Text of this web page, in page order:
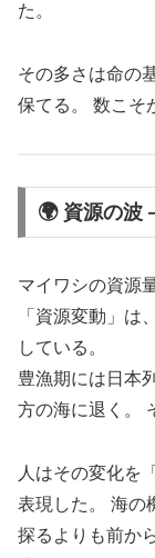
た。
その多さは命の
保てる。 数こそ
🌍 資源の
マイワシの資源
「資源変動」は
している。
豊漁期には日本
方の海に退く。
人はその変化を
表現した。 海の
探るよりも前か